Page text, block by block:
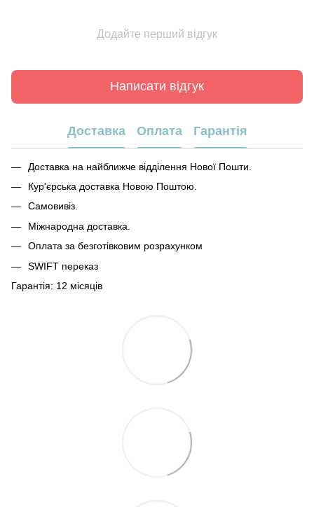
Додайте перший відгук
Написати відгук
Доставка Оплата Гарантія
Доставка на найближче відділення Нової Пошти.
Кур'єрська доставка Новою Поштою.
Самовивіз.
Міжнародна доставка.
Оплата за безготівковим розрахунком
SWIFT переказ
Гарантія: 12 місяців